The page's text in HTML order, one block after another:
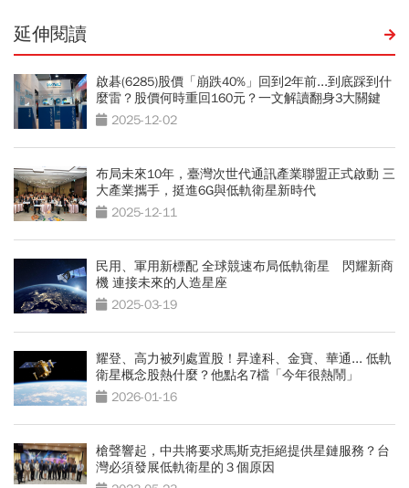
延伸閱讀
啟碁(6285)股價「崩跌40%」回到2年前...到底踩到什
麼雷？股價何時重回160元？一文解讀翻身3大關鍵
2025-12-02
布局未來10年，臺灣次世代通訊產業聯盟正式啟動 三
大產業攜手，挺進6G與低軌衛星新時代
2025-12-11
民用、軍用新標配 全球競速布局低軌衛星 閃耀新商
機 連接未來的人造星座
2025-03-19
耀登、高力被列處置股！昇達科、金寶、華通... 低軌
衛星概念股熱什麼？他點名7檔「今年很熱鬧」
2026-01-16
槍聲響起，中共將要求馬斯克拒絕提供星鏈服務？台
灣必須發展低軌衛星的３個原因